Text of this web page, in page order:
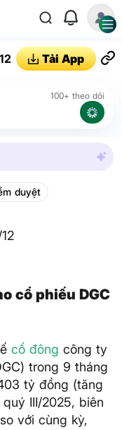
Tải App
100+ theo dõi
duyệt
cổ phiếu DGC
cổ đông công ty
trong 9 tháng
tỷ đồng (tăng
III/2025, biên
với cùng kỳ,